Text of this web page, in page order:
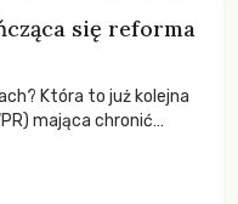
się reforma
Która to już kolejna
mająca chronić